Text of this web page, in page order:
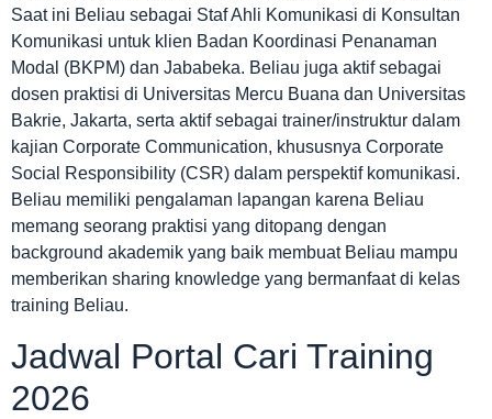
Saat ini Beliau sebagai Staf Ahli Komunikasi di Konsultan
Komunikasi untuk klien Badan Koordinasi Penanaman
Modal (BKPM) dan Jababeka. Beliau juga aktif sebagai
dosen praktisi di Universitas Mercu Buana dan Universitas
Bakrie, Jakarta, serta aktif sebagai trainer/instruktur dalam
kajian Corporate Communication, khususnya Corporate
Social Responsibility (CSR) dalam perspektif komunikasi.
Beliau memiliki pengalaman lapangan karena Beliau
memang seorang praktisi yang ditopang dengan
background akademik yang baik membuat Beliau mampu
memberikan sharing knowledge yang bermanfaat di kelas
training Beliau.
Jadwal Portal Cari Training
2026